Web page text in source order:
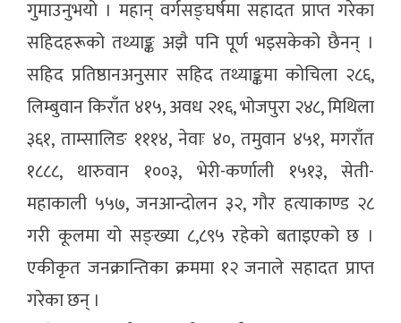
गुमाउनुभयो । महान् वर्गसङ्घर्षमा सहादत प्राप्त गरेका
सहिदहरूको तथ्याङ्क अझै पनि पूर्ण भइसकेको छैनन् ।
सहिद प्रतिष्ठानअनुसार सहिद तथ्याङ्कमा कोचिला २८६,
लिम्बुवान किराँत ४१५, अवध २१६, भोजपुरा २४८, मिथिला
३६१, ताम्सालिङ १११४, नेवाः ४०, तमुवान ४५१, मगराँत
१८८८, थारुवान १००३, भेरी-कर्णाली १५१३, सेती-
महाकाली ५५७, जनआन्दोलन ३२, गौर हत्याकाण्ड २८
गरी कूलमा यो सङ्ख्या ८,८९५ रहेको बताइएको छ ।
एकीकृत जनक्रान्तिका क्रममा १२ जनाले सहादत प्राप्त
गरेका छन् ।